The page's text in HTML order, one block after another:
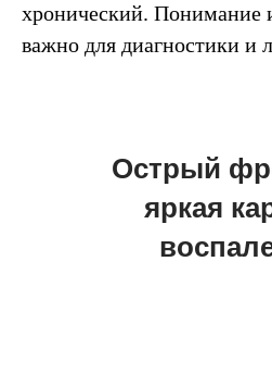
хронический. Понимание
важно для диагностики и
Острый
яркая